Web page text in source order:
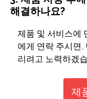
해결하나요?
제품 및 서비스에
에게 연락 주시면,
리려고 노력하겠
제